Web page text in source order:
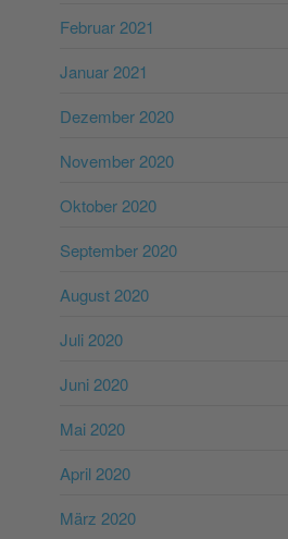
Februar 2021
Januar 2021
Dezember 2020
November 2020
Oktober 2020
September 2020
August 2020
Juli 2020
Juni 2020
Mai 2020
April 2020
März 2020